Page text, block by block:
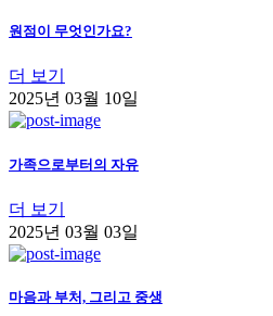
원점이 무엇인가요?
더 보기
2025년 03월 10일
가족으로부터의 자유
더 보기
2025년 03월 03일
마음과 부처, 그리고 중생